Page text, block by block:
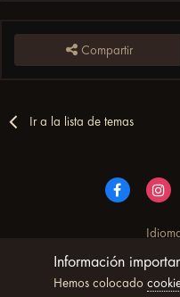
Compartir
Ir a la lista de temas
© Copyright
Información
Hemos colocado